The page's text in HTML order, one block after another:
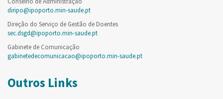
diripo@ipoporto.min-saude.pt
Direção do Serviço de Gestão de Doentes
sec.dsgd@ipoporto.min-saude.pt
Gabinete de Comunicação
gabinetedecomunicacao@ipoporto.min-saude.pt
Outros Links